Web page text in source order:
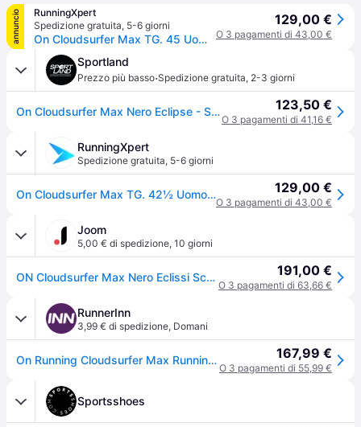
annuncio
RunningXpert
Spedizione gratuita, 5-6 giorni
On Cloudsurfer Max TG. 45 Uomo Nero Scarpe
129,00 €
O 3 pagamenti di 43,00 €
Sportland
Prezzo più basso·Spedizione gratuita, 2-3 giorni
On Cloudsurfer Max Nero Eclipse - Scarpe Running Uomo EUR 44,5 / US 10,5 123,50 €
O 3 pagamenti di 41,16 €
RunningXpert
Spedizione gratuita, 5-6 giorni
On Cloudsurfer Max TG. 42½ Uomo Nero Scarpe 129,00 €
O 3 pagamenti di 43,00 €
Joom
5,00 € di spedizione, 10 giorni
ON Cloudsurfer Max Nero Eclissi Scarpe da Ginnastica da Uomo 3MF30430106 43 191,00 €
O 3 pagamenti di 63,66 €
RunnerInn
3,99 € di spedizione, Domani
On Running Cloudsurfer Max Running Shoes Nero EU 44 1/2 Uomo 167,99 €
O 3 pagamenti di 55,99 €
Sportsshoes